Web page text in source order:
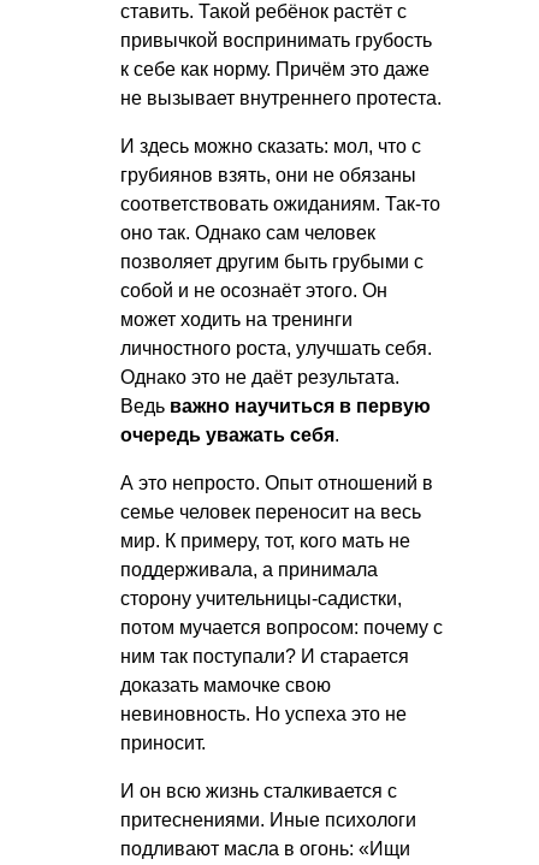
ставить. Такой ребёнок растёт с
привычкой воспринимать грубость
к себе как норму. Причём это даже
не вызывает внутреннего протеста.
И здесь можно сказать: мол, что с
грубиянов взять, они не обязаны
соответствовать ожиданиям. Так-то
оно так. Однако сам человек
позволяет другим быть грубыми с
собой и не осознаёт этого. Он
может ходить на тренинги
личностного роста, улучшать себя.
Однако это не даёт результата.
Ведь важно научиться в первую
очередь уважать себя.
А это непросто. Опыт отношений в
семье человек переносит на весь
мир. К примеру, тот, кого мать не
поддерживала, а принимала
сторону учительницы-садистки,
потом мучается вопросом: почему с
ним так поступали? И старается
доказать мамочке свою
невиновность. Но успеха это не
приносит.
И он всю жизнь сталкивается с
притеснениями. Иные психологи
подливают масла в огонь: «Ищи